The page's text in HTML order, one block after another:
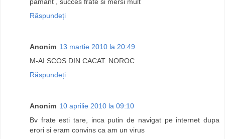
pamant , succes frate si mersi mult
Răspundeți
Anonim 13 martie 2010 la 20:49
M-AI SCOS DIN CACAT. NOROC
Răspundeți
Anonim 10 aprilie 2010 la 09:10
Bv frate esti tare, inca putin de navigat pe internet dupa
erori si eram convins ca am un virus